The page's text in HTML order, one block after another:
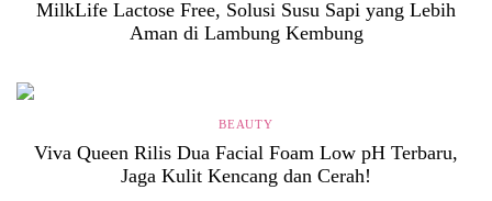
MilkLife Lactose Free, Solusi Susu Sapi yang Lebih
Aman di Lambung Kembung
BEAUTY
Viva Queen Rilis Dua Facial Foam Low pH Terbaru,
Jaga Kulit Kencang dan Cerah!